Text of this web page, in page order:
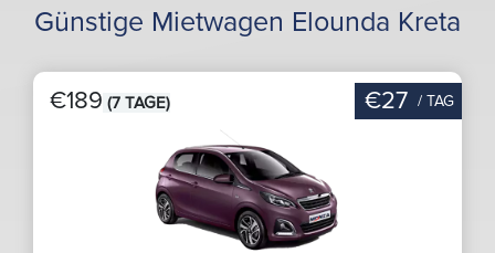
Günstige Mietwagen Elounda Kreta
€189 (7 TAGE) €27 / TAG